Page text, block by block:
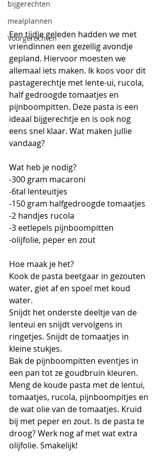
bijgerechten
mealplannen
Voorgerechten
Een tijdje geleden hadden we met
vriendinnen een gezellig avondje
gepland. Hiervoor moesten we
allemaal iets maken. Ik koos voor dit
pastagerechtje met lente-ui, rucola,
half gedroogde tomaatjes en
pijnboompitten. Deze pasta is een
ideaal bijgerechtje en is ook nog
eens snel klaar. Wat maken jullie
vandaag?
Wat heb je nodig?
-300 gram macaroni
-6tal lenteuitjes
-150 gram halfgedroogde tomaatjes
-2 handjes rucola
-3 eetlepels pijnboompitten
-olijfolie, peper en zout
Hoe maak je het?
Kook de pasta beetgaar in gezouten
water, giet af en spoel met koud
water.
Snijdt het onderste deeltje van de
lenteui en snijdt vervolgens in
ringetjes. Snijdt de tomaatjes in
kleine stukjes.
Bak de pijnboompitten eventjes in
een pan tot ze goudbruin kleuren.
Meng de koude pasta met de lentui,
tomaatjes, rucola, pijnboompitjes en
de wat olie van de tomaatjes. Kruid
bij met peper en zout. Is de pasta te
droog? Werk nog af met wat extra
olijfolie. Smakelijk!